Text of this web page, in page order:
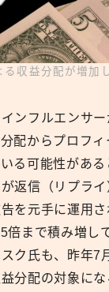
る収益分配が増加
ンフルエンサ
配からプロフ
る可能性があ
返信（リプラ
を元手に運用
倍まで積み増し
ク氏も、昨年7
分配の対象に